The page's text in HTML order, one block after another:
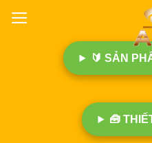
🔰 SẢN
🧰